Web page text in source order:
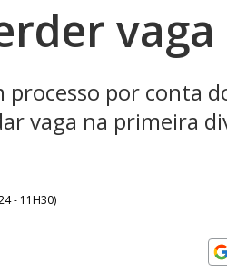
vaga
processo por conta
vaga na primeira
- 11H30)